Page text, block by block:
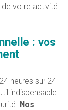
de votre activité
: vos
heures sur 24
indispensable
Nos